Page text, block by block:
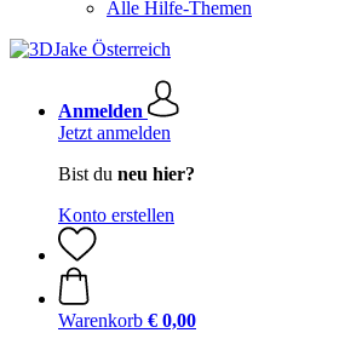
Alle Hilfe-Themen
Anmelden
Jetzt anmelden
Bist du neu hier?
Konto erstellen
Warenkorb € 0,00